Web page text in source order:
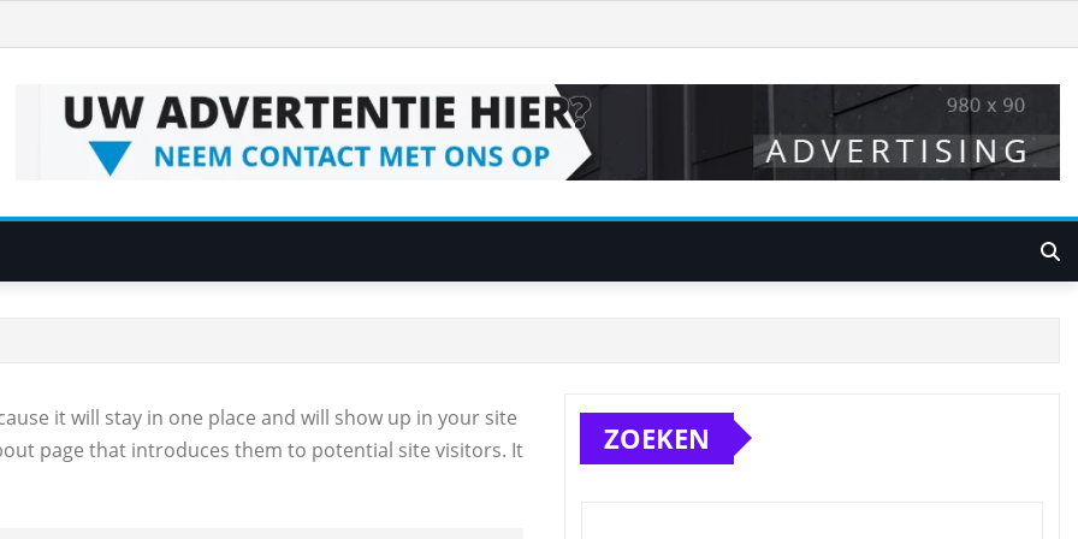
it will stay in one place and will show up in your site
page that introduces them to potential site visitors. It
ZOEKEN